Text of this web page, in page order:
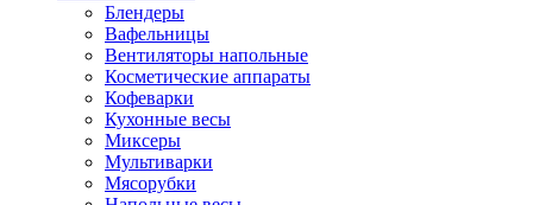
Блендеры
Вафельницы
Вентиляторы напольные
Косметические аппараты
Кофеварки
Кухонные весы
Миксеры
Мультиварки
Мясорубки